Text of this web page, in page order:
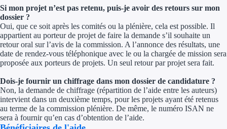
Si mon projet n’est pas retenu, puis-je avoir des retours sur mon
dossier ?
Oui, que ce soit après les comités ou la plénière, cela est possible. Il
appartient au porteur de projet de faire la demande s’il souhaite un
retour oral sur l’avis de la commission. A l’annonce des résultats, une
date de rendez-vous téléphonique avec le ou la chargée de mission sera
proposée aux porteurs de projets. Un seul retour par projet sera fait.
Dois-je fournir un chiffrage dans mon dossier de candidature ?
Non, la demande de chiffrage (répartition de l’aide entre les auteurs)
intervient dans un deuxième temps, pour les projets ayant été retenus
au terme de la commission plénière. De même, le numéro ISAN ne
sera à fournir qu’en cas d’obtention de l’aide.